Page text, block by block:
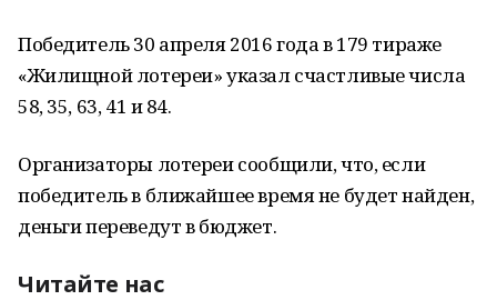
Победитель 30 апреля 2016 года в 179 тираже
«Жилищной лотереи» указал счастливые числа
58, 35, 63, 41 и 84.
Организаторы лотереи сообщили, что, если
победитель в ближайшее время не будет найден,
деньги переведут в бюджет.
Читайте нас